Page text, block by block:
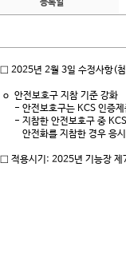
등록일
□ 2025년 2월 3일 수정사항(
o 안전보호구 지참 기준 강화
- 안전보호구는 KCS 인증제
- 지참한 안전보호구 중
안전화를 지참한 경우 응시
□ 적용시기: 2025년 기능장